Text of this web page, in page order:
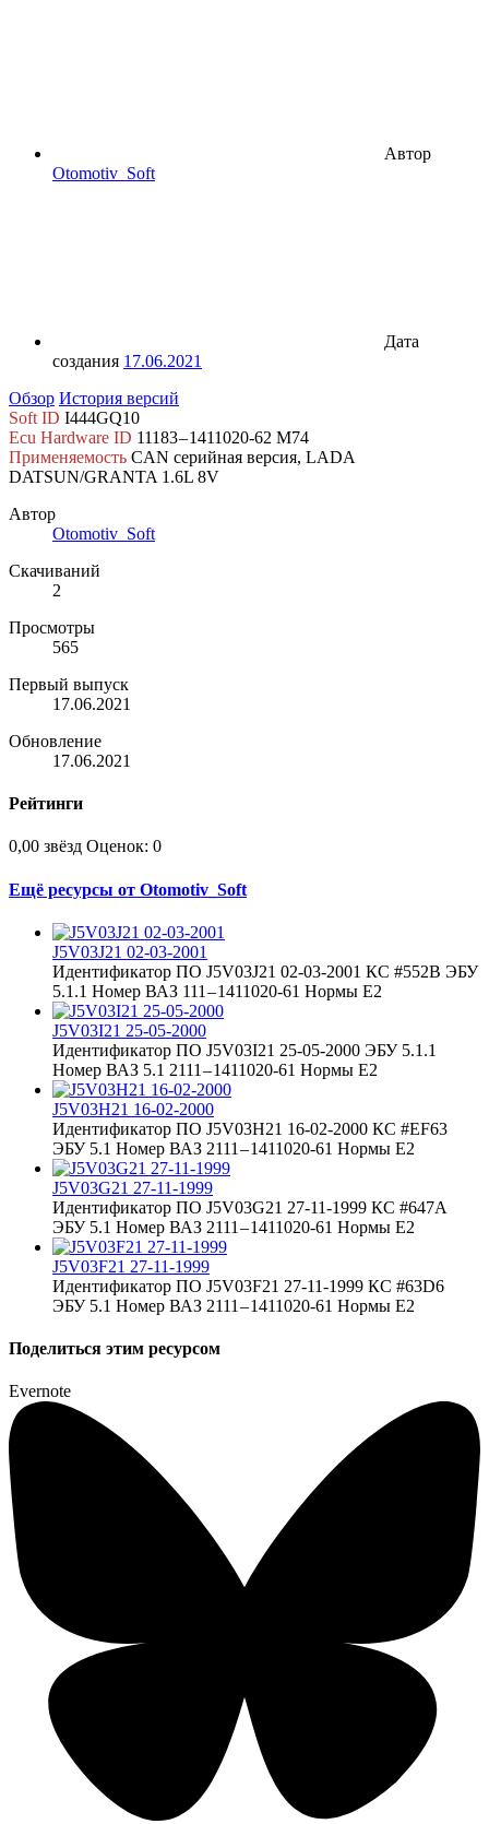
Автор
Otomotiv_Soft
Дата
создания 17.06.2021
Обзор История версий
Soft ID I444GQ10
Ecu Hardware ID 11183 – 1411020-62 M74
Применяемость CAN серийная версия, LADA
DATSUN/GRANTA 1.6L 8V
Автор
Otomotiv_Soft
Скачиваний
2
Просмотры
565
Первый выпуск
17.06.2021
Обновление
17.06.2021
Рейтинги
0,00 звёзд Оценок: 0
Ещё ресурсы от Otomotiv_Soft
J5V03J21 02-03-2001
Идентификатор ПО J5V03J21 02-03-2001 КС #552B ЭБУ
5.1.1 Номер ВАЗ 111 – 1411020-61 Нормы Е2
J5V03I21 25-05-2000
Идентификатор ПО J5V03I21 25-05-2000 ЭБУ 5.1.1
Номер ВАЗ 5.1 2111 – 1411020-61 Нормы Е2
J5V03H21 16-02-2000
Идентификатор ПО J5V03H21 16-02-2000 КС #EF63
ЭБУ 5.1 Номер ВАЗ 2111 – 1411020-61 Нормы Е2
J5V03G21 27-11-1999
Идентификатор ПО J5V03G21 27-11-1999 КС #647A
ЭБУ 5.1 Номер ВАЗ 2111 – 1411020-61 Нормы Е2
J5V03F21 27-11-1999
Идентификатор ПО J5V03F21 27-11-1999 КС #63D6
ЭБУ 5.1 Номер ВАЗ 2111 – 1411020-61 Нормы Е2
Поделиться этим ресурсом
Evernote